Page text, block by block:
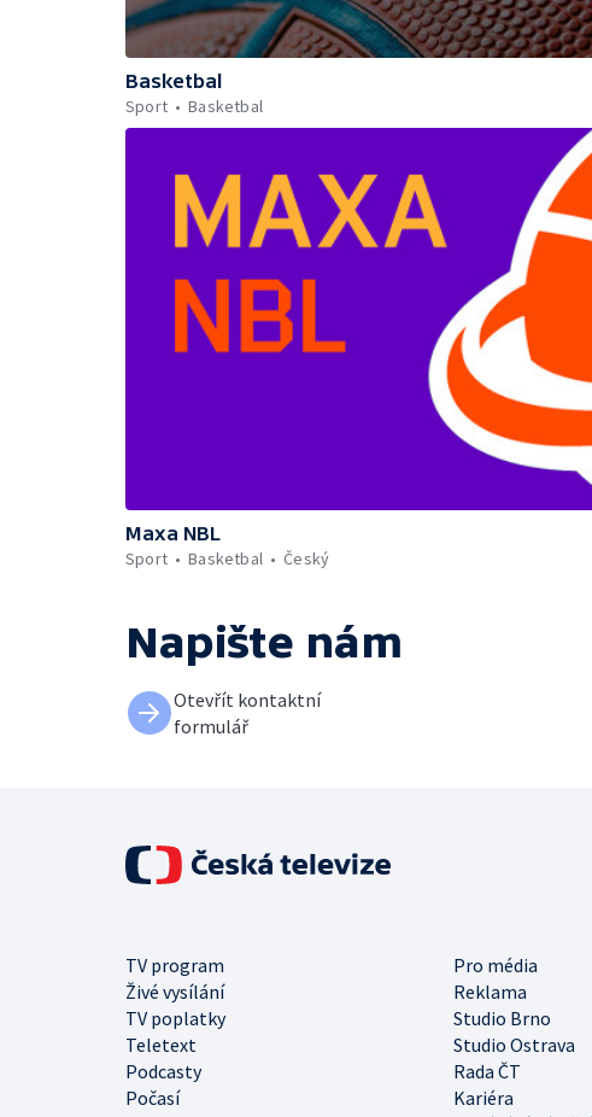
Basketbal
Sport
Basketbal
Maxa NBL
Sport
Basketbal Český
Napište nám
Otevřít kontaktní
formulář
TV program
Pro média
Živé vysílání
Reklama
TV poplatky
Studio Brno
Teletext
Studio Ostrava
Podcasty
Rada ČT
Počasí
Kariéra